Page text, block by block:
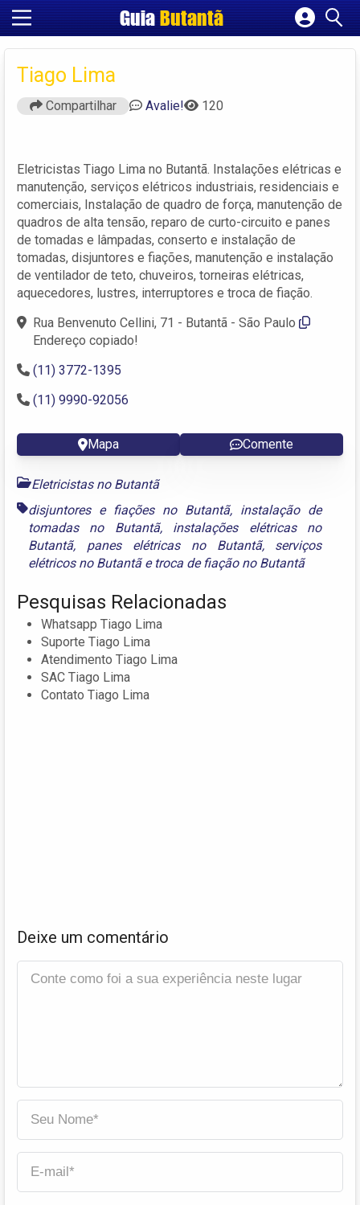
GuiaButantã
Cadastrar empresa
Tiago Lima
Compartilhar Avalie! 120
Eletricistas Tiago Lima no Butantã. Instalações elétricas e
manutenção, serviços elétricos industriais, residenciais e
comerciais, Instalação de quadro de força, manutenção de
quadros de alta tensão, reparo de curto-circuito e panes
de tomadas e lâmpadas, conserto e instalação de
tomadas, disjuntores e fiações, manutenção e instalação
de ventilador de teto, chuveiros, torneiras elétricas,
aquecedores, lustres, interruptores e troca de fiação.
Rua Benvenuto Cellini, 71 - Butantã - São Paulo
Endereço copiado!
(11) 3772-1395
(11) 9990-92056
Mapa Comente
Eletricistas no Butantã
disjuntores e fiações no Butantã, instalação de
tomadas no Butantã, instalações elétricas no
Butantã, panes elétricas no Butantã, serviços
elétricos no Butantãe troca de fiação no Butantã
Pesquisas Relacionadas
Whatsapp Tiago Lima
Suporte Tiago Lima
Atendimento Tiago Lima
SAC Tiago Lima
Contato Tiago Lima
Deixe um comentário